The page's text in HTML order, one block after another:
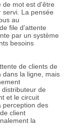
de mot est d'être
servi. La pensée
au
file d'attente
par un système
besoins
de clients de
dans la ligne, mais
de
et le circuit
perception des
client
la